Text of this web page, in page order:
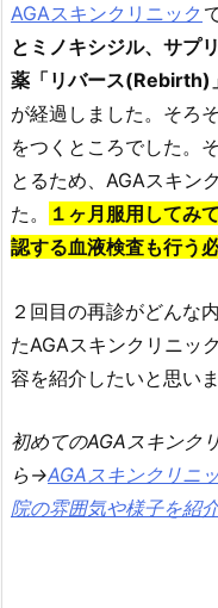
AGAスキンクリニック
とミノキシジル、サプ
薬「リバース(Rebirth)
が経過しました。そろ
をつくところでした。
とるため、AGAスキン
た。
１ヶ月服用してみ
認する血液検査も行う
２回目の再診がどんな
たAGAスキンクリニッ
容を紹介したいと思いま
初めてのAGAスキンク
ら→AGAスキンクリニ
院の雰囲気や様子を紹